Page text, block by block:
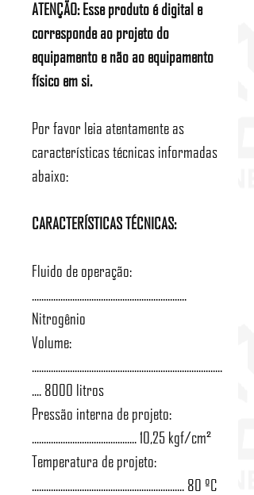
ATENÇÃO: Esse produto é digital e
corresponde ao projeto do
equipamento e não ao equipamento
físico em si.
Por favor leia atentamente as
características técnicas informadas
abaixo:
CARACTERÍSTICAS TÉCNICAS:
Fluido de operação:
.................................................................
Nitrogênio
Volume:
................................................................................
.... 8000 litros
Pressão interna de projeto:
............................................ 10,25 kgf/cm²
Temperatura de projeto:
................................................................ 80 ºC